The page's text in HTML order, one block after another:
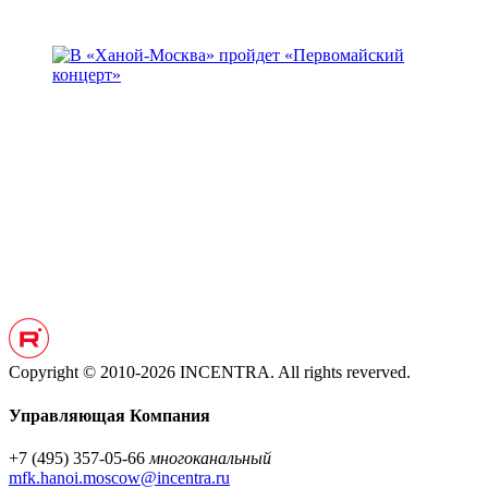
Copyright © 2010-2026 INCENTRA. All rights reverved.
Управляющая Компания
+7 (495) 357-05-66 многоканальный
mfk.hanoi.moscow@incentra.ru